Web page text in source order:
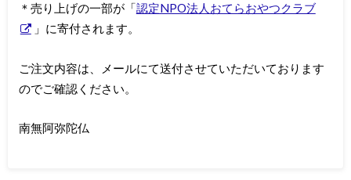
＊売り上げの一部が「認定NPO法人おてらおやつクラブ
」に寄付されます。
ご注文内容は、メールにて送付させていただいております
のでご確認ください。
南無阿弥陀仏